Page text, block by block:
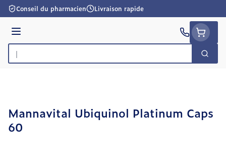
Aller au contenu
Conseil du pharmacien Livraison rapide
Menu
Rechercher
Mannavital Ubiquinol Platinum Caps
60